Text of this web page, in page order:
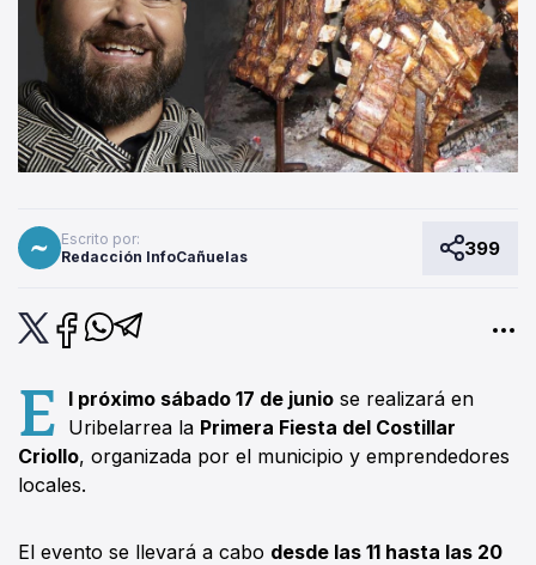
Escrito por:
Redacción InfoCañuelas
399
E l próximo sábado 17 de junio se realizará en
Uribelarrea la Primera Fiesta del Costillar
Criollo, organizada por el municipio y emprendedores
locales.
El evento se llevará a cabo desde las 11 hasta las 20